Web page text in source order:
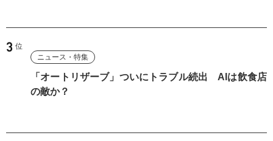
ニュース・特集
「オートリザーブ」ついにトラブル続出 AIは飲食店
の敵か？